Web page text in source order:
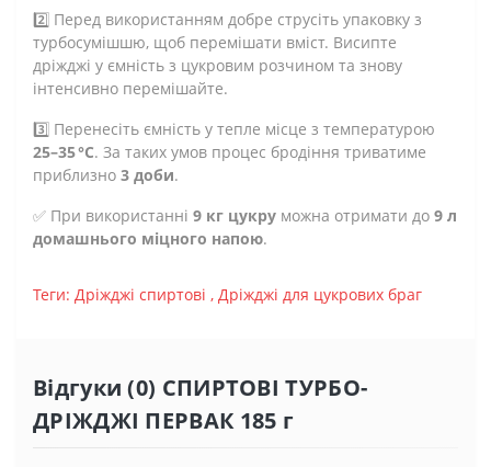
2️⃣ Перед використанням добре струсіть упаковку з
турбосумішшю, щоб перемішати вміст. Висипте
дріжджі у ємність з цукровим розчином та знову
інтенсивно перемішайте.
3️⃣ Перенесіть ємність у тепле місце з температурою
25–35 °C. За таких умов процес бродіння триватиме
приблизно 3 доби.
✅ При використанні 9 кг цукру можна отримати до 9 л
домашнього міцного напою.
Теги: Дріжджі спиртові , Дріжджі для цукрових браг
Відгуки (0) СПИРТОВІ ТУРБО-
ДРІЖДЖІ ПЕРВАК 185 г